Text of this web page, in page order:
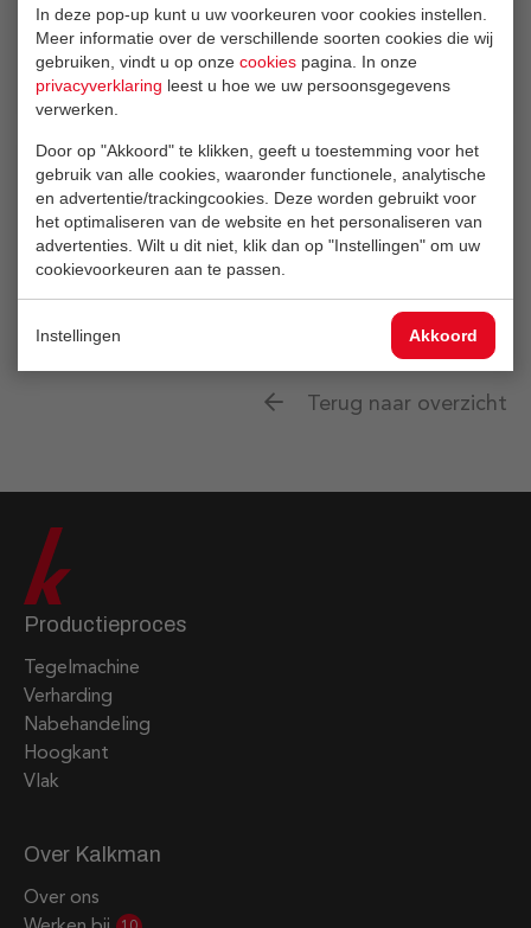
In deze pop-up kunt u uw voorkeuren voor cookies instellen.
Meer informatie over de verschillende soorten cookies die wij
gebruiken, vindt u op onze cookies pagina. In onze
privacyverklaring leest u hoe we uw persoonsgegevens
verwerken.
Door op "Akkoord" te klikken, geeft u toestemming voor het
gebruik van alle cookies, waaronder functionele, analytische
en advertentie/trackingcookies. Deze worden gebruikt voor
het optimaliseren van de website en het personaliseren van
advertenties. Wilt u dit niet, klik dan op "Instellingen" om uw
cookievoorkeuren aan te passen.
Instellingen Akkoord
wyrobów betonowych
Lees dit artikel
Article: Machines
pour la fabrication de
produits en béton
depuis 75 ans
Lees dit artikel
Terug naar overzicht
Productieproces
Tegelmachine
Verharding
Nabehandeling
Hoogkant
Vlak
Over Kalkman
Over ons